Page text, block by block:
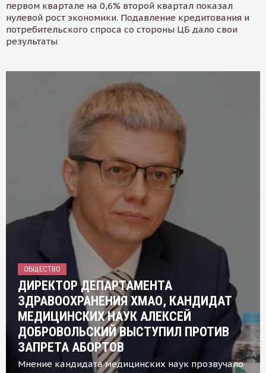
первом квартале на 0,6% второй квартал показал
нулевой рост экономики. Подавление кредитования и
потребительского спроса со стороны ЦБ дало свои
результаты
ОБЩЕСТВО
ДИРЕКТОР ДЕПАРТАМЕНТА
ЗДРАВООХРАНЕНИЯ ХМАО, КАНДИДАТ
МЕДИЦИНСКИХ НАУК АЛЕКСЕЙ
ДОБРОВОЛЬСКИЙ ВЫСТУПИЛ ПРОТИВ
ЗАПРЕТА АБОРТОВ
Мнение кандидата медицинских наук прозвучало